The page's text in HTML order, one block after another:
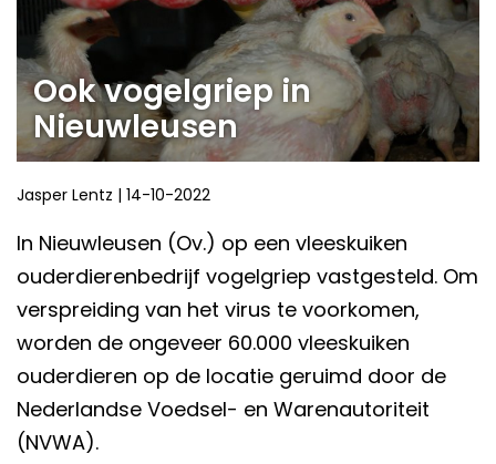
Ook vogelgriep in
Nieuwleusen
Jasper Lentz | 14-10-2022
In Nieuwleusen (Ov.) op een vleeskuiken
ouderdierenbedrijf vogelgriep vastgesteld. Om
verspreiding van het virus te voorkomen,
worden de ongeveer 60.000 vleeskuiken
ouderdieren op de locatie geruimd door de
Nederlandse Voedsel- en Warenautoriteit
(NVWA).